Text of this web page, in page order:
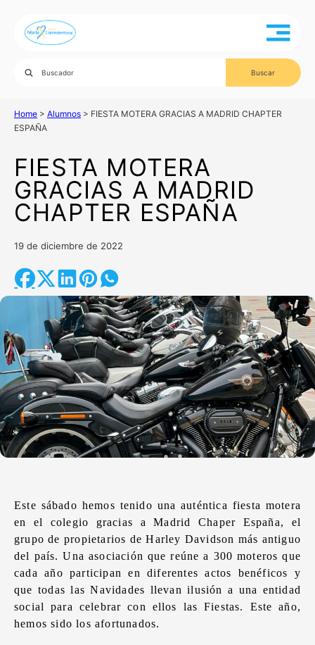
Home > Alumnos > FIESTA MOTERA GRACIAS A MADRID CHAPTER
ESPAÑA
FIESTA MOTERA
GRACIAS A MADRID
CHAPTER ESPAÑA
19 de diciembre de 2022
Este sábado hemos tenido una auténtica fiesta motera
en el colegio gracias a Madrid Chaper España, el
grupo de propietarios de Harley Davidson más antiguo
del país. Una asociación que reúne a 300 moteros que
cada año participan en diferentes actos benéficos y
que todas las Navidades llevan ilusión a una entidad
social para celebrar con ellos las Fiestas. Este año,
hemos sido los afortunados.